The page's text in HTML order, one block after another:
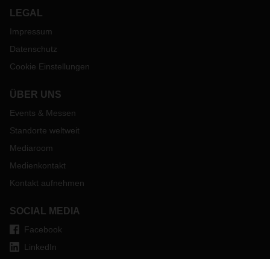
LEGAL
Impressum
Datenschutz
Cookie Einstellungen
ÜBER UNS
Events & Messen
Standorte weltweit
Mediaroom
Medienkontakt
Kontakt aufnehmen
SOCIAL MEDIA
Facebook
LinkedIn